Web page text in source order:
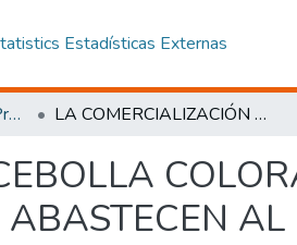
Estadísticas Externas
Maestría en Gestión de Proyectos Socioproductivos LA COMERCIALIZACIÓN DE CEBOLLA COLORADA Y LOS INGRESOS DE LOS PRODUCTORES QUE ABASTECEN AL MERCADO MAYORISTA DEL CANTÓN AMBATO